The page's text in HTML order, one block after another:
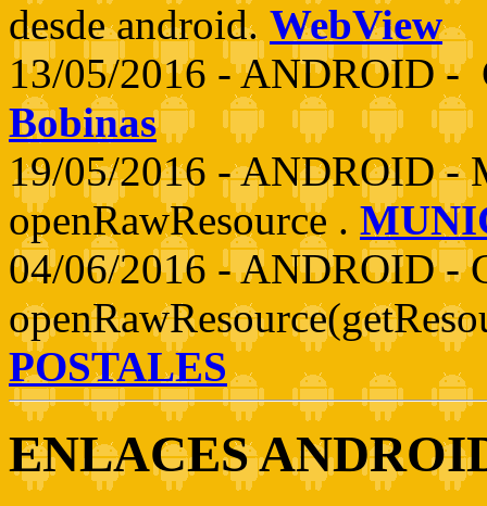
desde android. WebView
13/05/2016 - ANDROID -
Bobinas
19/05/2016 - ANDROID -
openRawResource .
04/06/2016 - ANDROID -
POSTALES
ENLACES